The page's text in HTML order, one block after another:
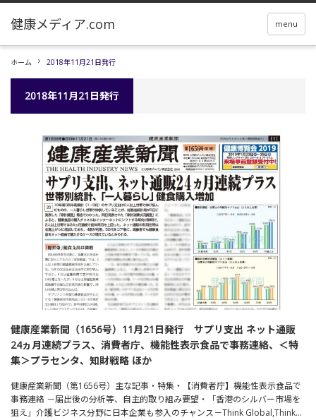
menu
ホーム 2018年11月21日発行
2018年11月21日発行
健康産業新聞（1656号）11月21日発行 サプリ支出 ネット通販
24ヵ月連続プラス、消費者庁、機能性表示食品で事務連絡、＜特
集＞プラセンタ、知財戦略 ほか
健康産業新聞（第1656号）主な記事・特集・【消費者庁】機能性表示食品で
事務連絡 －届出後の分析等、自主的取り組み要望・「香港のシルバー市場を
狙え」介護ビジネス分野に日本企業も参入のチャンス－Think Global,Think…